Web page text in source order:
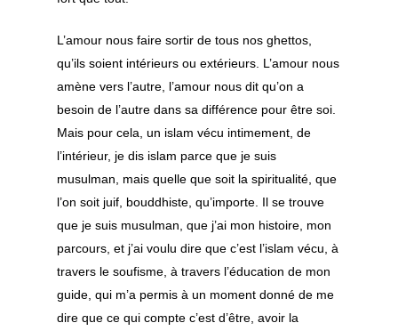
L’amour nous faire sortir de tous nos ghettos,
qu’ils soient intérieurs ou extérieurs. L’amour nous
amène vers l’autre, l’amour nous dit qu’on a
besoin de l’autre dans sa différence pour être soi.
Mais pour cela, un islam vécu intimement, de
l’intérieur, je dis islam parce que je suis
musulman, mais quelle que soit la spiritualité, que
l’on soit juif, bouddhiste, qu’importe. Il se trouve
que je suis musulman, que j’ai mon histoire, mon
parcours, et j’ai voulu dire que c’est l’islam vécu, à
travers le soufisme, à travers l’éducation de mon
guide, qui m’a permis à un moment donné de me
dire que ce qui compte c’est d’être, avoir la
Découvrir le
FAQ notions de base
FAQ le soufisme en
Les principes du
L’expérience
Sources
Compte-rendus
Un point de vue soufi
Pratiquer le
Les pratiques
Islam et soufisme
Le cheminement
Voie du cœur
Guides spirituels
Approfondir le
soufisme
Initiation et
Prophètes et saints
Arts & culture
Orient et occident
La Voie Qadiriya
Boutchichiya
Présentation
Sidi Hamza
Calendrier &
Rencontres